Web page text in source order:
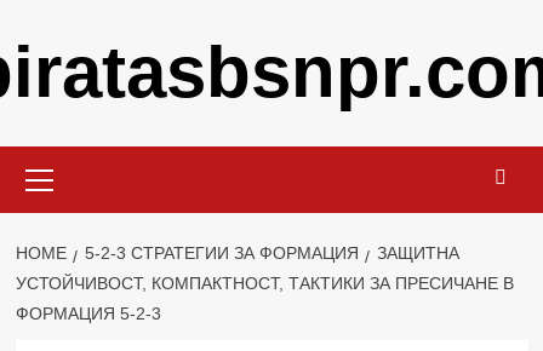
content
Menu
HOME 5-2-3 СТРАТЕГИИ ЗА ФОРМАЦИЯ
ЗАЩИТНА
УСТОЙЧИВОСТ, КОМПАКТНОСТ, ТАКТИКИ ЗА ПРЕСИЧАНЕ В
ФОРМАЦИЯ 5-2-3